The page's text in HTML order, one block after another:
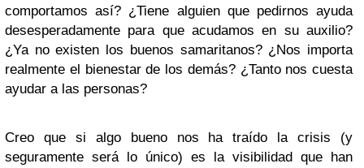
comportamos así? ¿Tiene alguien que pedirnos ayuda
desesperadamente para que acudamos en su auxilio?
¿Ya no existen los buenos samaritanos? ¿Nos importa
realmente el bienestar de los demás? ¿Tanto nos cuesta
ayudar a las personas?
Creo que si algo bueno nos ha traído la crisis (y
seguramente será lo único) es la visibilidad que han